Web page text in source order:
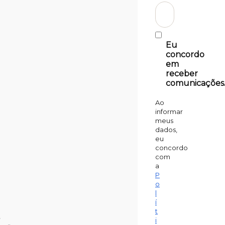
Eu
concordo
em
receber
Ao
informar
meus
dados,
eu
concordo
com
a
P
o
l
í
t
i